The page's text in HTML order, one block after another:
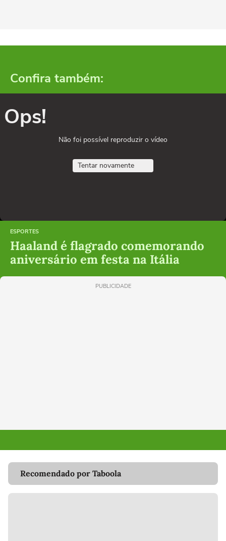
Confira também:
Ops!
Não foi possível reproduzir o vídeo
Tentar novamente
ESPORTES
Haaland é flagrado comemorando
aniversário em festa na Itália
PUBLICIDADE
Recomendado por Taboola